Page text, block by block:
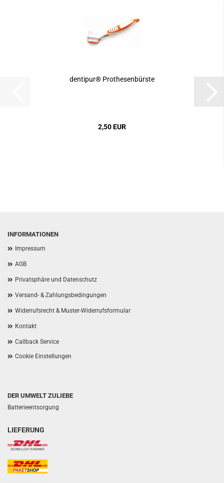
dentipur® Prothesenbürste
2,50 EUR
INFORMATIONEN
Impressum
AGB
Privatsphäre und Datenschutz
Versand- & Zahlungsbedingungen
Widerrufsrecht & Muster-Widerrufsformular
Kontakt
Callback Service
Cookie Einstellungen
DER UMWELT ZULIEBE
Batterieentsorgung
LIEFERUNG